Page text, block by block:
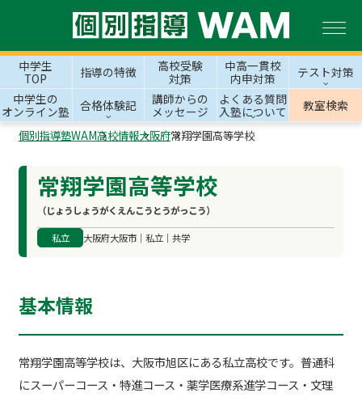
中学生
TOP
指導の特徴
高校受験
対策
中高一貫校
内申対策
テスト対策
中学生の
オンライン塾
合格体験記
講師からの
メッセージ
よくある質問
入塾について
教室検索
個別指導塾WAM高校情報大阪府常翔学園高等学校
常翔学園高等学校
（じょうしょうがくえんこうとうがっこう）
私立 大阪府大阪市｜私立｜共学
基本情報
常翔学園高等学校は、大阪市旭区にある私立高校です。普通科
にスーパーコース・特進コース・薬学医療系進学コース・文理